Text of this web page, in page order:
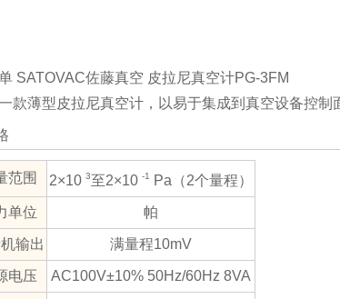
款薄型皮拉尼真空计，以易于集成到真空设备控制
范围 2×10 3至2×10 -1 Pa（2个量程）
单位 帕
输出 满量程10mV
电压 AC100V±10% 50Hz/60Hz 8VA